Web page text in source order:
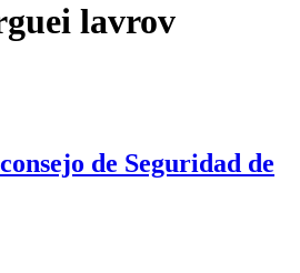
lavrov
de Seguridad de